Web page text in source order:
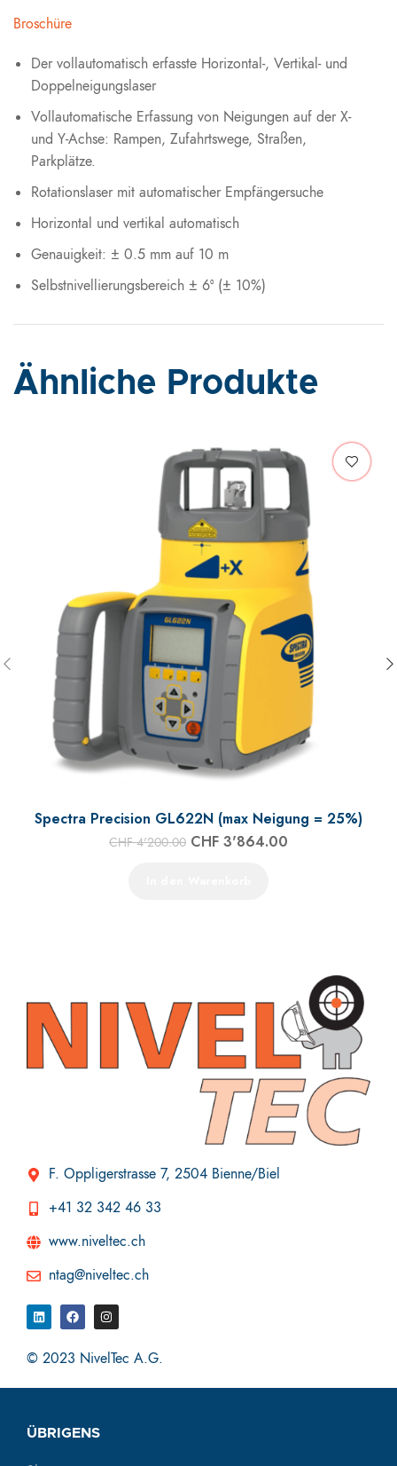
Broschüre
Der vollautomatisch erfasste Horizontal-, Vertikal- und
Doppelneigungslaser
Vollautomatische Erfassung von Neigungen auf der X-
und Y-Achse: Rampen, Zufahrtswege, Straßen,
Parkplätze.
Rotationslaser mit automatischer Empfängersuche
Horizontal und vertikal automatisch
Genauigkeit: ± 0.5 mm auf 10 m
Selbstnivellierungsbereich ± 6° (± 10%)
Ähnliche Produkte
Spectra Precision GL622N (max Neigung = 25%)
CHF4'200.00 CHF 3'864.00
F. Oppligerstrasse 7, 2504 Bienne/Biel
+41 32 342 46 33
www.niveltec.ch
ntag@niveltec.ch
© 2023 NivelTec A.G.
ÜBRIGENS